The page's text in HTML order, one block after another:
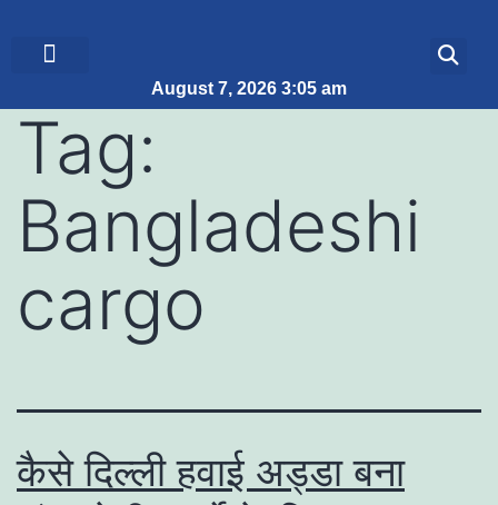
August 7, 2026 3:05 am
Tag:
Bangladeshi
cargo
कैसे दिल्ली हवाई अड्डा बना